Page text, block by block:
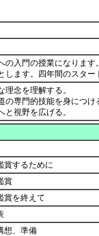
の入門の授業になりま
します。四年間のスタ
理念を理解する。
の専門的技能を身につけ
と視野を広げる。
賞するために
賞
賞を終えて
想、準備